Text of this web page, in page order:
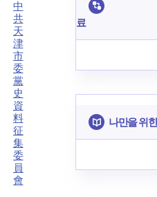
中
共
天
津
市
委
黨
史
資
料
征
集
委
員
會
료
나만을 위